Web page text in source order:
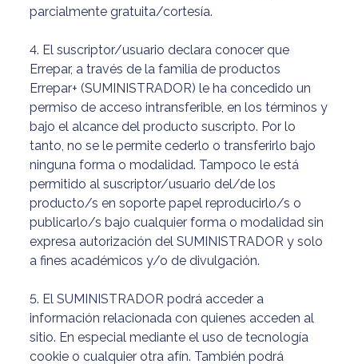
parcialmente gratuita/cortesía.
4. El suscriptor/usuario declara conocer que
Errepar, a través de la familia de productos
Errepar+ (SUMINISTRADOR) le ha concedido un
permiso de acceso intransferible, en los términos y
bajo el alcance del producto suscripto. Por lo
tanto, no se le permite cederlo o transferirlo bajo
ninguna forma o modalidad. Tampoco le está
permitido al suscriptor/usuario del/de los
producto/s en soporte papel reproducirlo/s o
publicarlo/s bajo cualquier forma o modalidad sin
expresa autorización del SUMINISTRADOR y solo
a fines académicos y/o de divulgación.
5. El SUMINISTRADOR podrá acceder a
información relacionada con quienes acceden al
sitio. En especial mediante el uso de tecnología
cookie o cualquier otra afín. También podrá